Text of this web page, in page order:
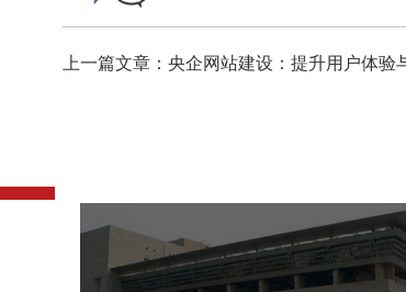
上一篇文章：央企网站建设：提升用户体验
中国科学院文献情